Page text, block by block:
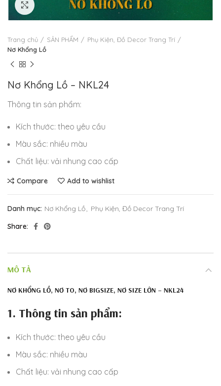
Click to enlarge
Trang chủ SẢN PHẨM
Phụ Kiện, Đồ Decor Trang Trí
Nơ Khổng Lồ
Nơ Khổng Lồ – NKL24
Thông tin sản phẩm:
Kích thước: theo yêu cầu
Màu sắc: nhiều màu
Chất liệu: vải nhung cao cấp
Compare Add to wishlist
Danh mục: Nơ Khổng Lồ, Phụ Kiện, Đồ Decor Trang Trí
Share
MÔ TẢ
NƠ KHỔNG LỒ, NƠ TO, NƠ BIGSIZE, NƠ SIZE LỚN – NKL24
1. Thông tin sản phẩm:
Kích thước: theo yêu cầu
Màu sắc: nhiều màu
Chất liệu: vải nhung cao cấp